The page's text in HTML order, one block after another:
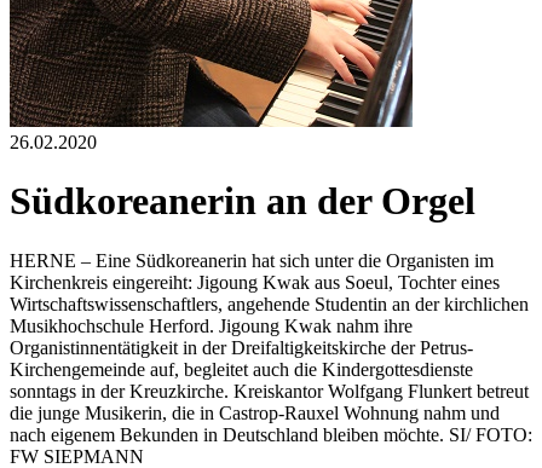
26.02.2020
Südkoreanerin an der Orgel
HERNE – Eine Südkoreanerin hat sich unter die Organisten im
Kirchenkreis eingereiht: Jigoung Kwak aus Soeul, Tochter eines
Wirtschaftswissenschaftlers, angehende Studentin an der kirchlichen
Musikhochschule Herford. Jigoung Kwak nahm ihre
Organistinnentätigkeit in der Dreifaltigkeitskirche der Petrus-
Kirchengemeinde auf, begleitet auch die Kindergottesdienste
sonntags in der Kreuzkirche. Kreiskantor Wolfgang Flunkert betreut
die junge Musikerin, die in Castrop-Rauxel Wohnung nahm und
nach eigenem Bekunden in Deutschland bleiben möchte. SI/ FOTO:
FW SIEPMANN